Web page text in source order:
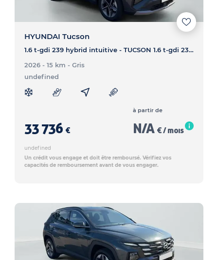
HYUNDAI Tucson
1.6 t-gdi 239 hybrid intuitive - TUCSON 1.6 t-gdi 239 hybrid intuitive
2026 - 15 km - Gris
undefined
33 736 €
à partir de
N/A € / mois
undefined
Un crédit vous engage et doit être remboursé. Vérifiez vos
capacités de remboursement avant de vous engager.